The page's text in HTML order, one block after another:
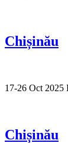
Chișinău
17-26 Oct 2025
Chișinău